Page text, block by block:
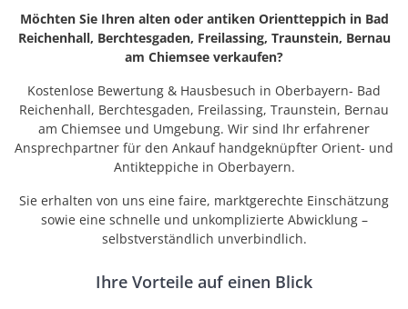
Möchten Sie Ihren alten oder antiken Orientteppich in Bad
Reichenhall, Berchtesgaden, Freilassing, Traunstein, Bernau
am Chiemsee verkaufen?
Kostenlose Bewertung & Hausbesuch in Oberbayern- Bad
Reichenhall, Berchtesgaden, Freilassing, Traunstein, Bernau
am Chiemsee und Umgebung. Wir sind Ihr erfahrener
Ansprechpartner für den Ankauf handgeknüpfter Orient- und
Antikteppiche in Oberbayern.
Sie erhalten von uns eine faire, marktgerechte Einschätzung
sowie eine schnelle und unkomplizierte Abwicklung –
selbstverständlich unverbindlich.
Ihre Vorteile auf einen Blick